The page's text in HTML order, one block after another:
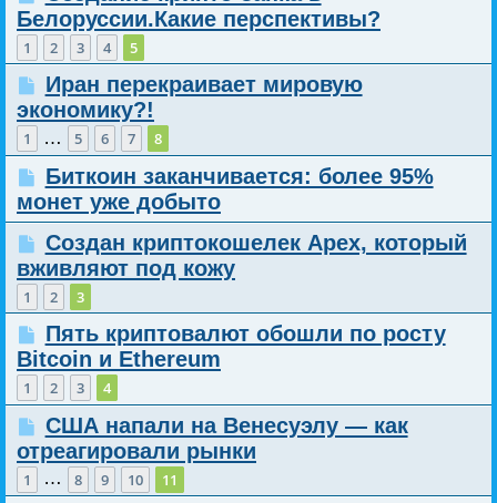
Белоруссии.Какие перспективы?
1 2 3 4 5
Иран перекраивает мировую
экономику?!
1 … 5 6 7 8
Биткоин заканчивается: более 95%
монет уже добыто
Создан криптокошелек Apex, который
вживляют под кожу
1 2 3
Пять криптовалют обошли по росту
Bitcoin и Ethereum
1 2 3 4
США напали на Венесуэлу — как
отреагировали рынки
1 … 8 9 10 11